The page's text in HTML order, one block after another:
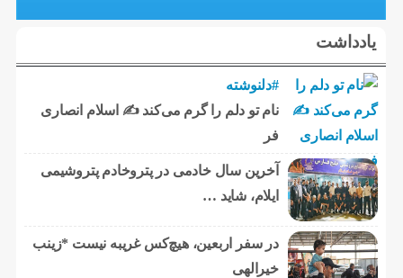
یادداشت
#دلنوشته
نام تو دلم را گرم می‌کند ✍️ اسلام انصاری
فر
آخرین سال خادمی در پتروخادم پتروشیمی
ایلام، شاید …
در سفر اربعین، هیچ‌کس غریبه نیست *زینب
خیرالهی